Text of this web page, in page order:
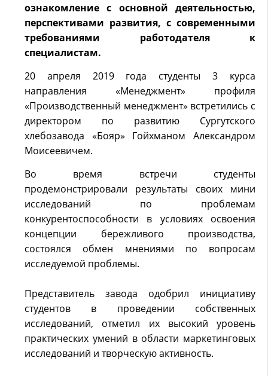
ознакомление с основной деятельностью,
перспективами развития, с современными
требованиями работодателя к
специалистам.
20 апреля 2019 года студенты 3 курса
направления «Менеджмент» профиля
«Производственный менеджмент» встретились с
директором по развитию Сургутского
хлебозавода «Бояр» Гойхманом Александром
Моисеевичем.
Во время встречи студенты
продемонстрировали результаты своих мини
исследований по проблемам
конкурентоспособности в условиях освоения
концепции бережливого производства,
состоялся обмен мнениями по вопросам
исследуемой проблемы.
Представитель завода одобрил инициативу
студентов в проведении собственных
исследований, отметил их высокий уровень
практических умений в области маркетинговых
исследований и творческую активность.